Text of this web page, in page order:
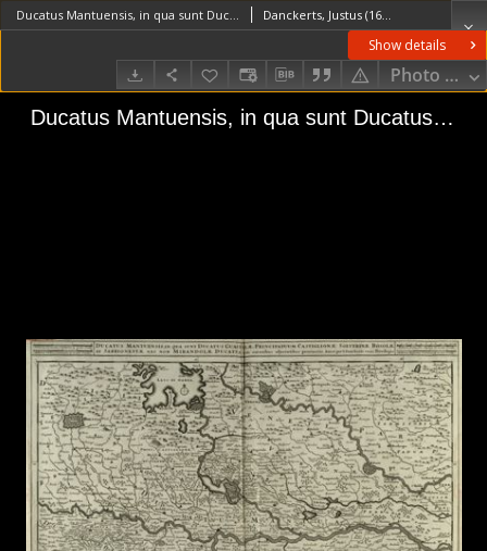
Show details
Photo
Ducatus Mantuensis, in qua sunt Ducatus Guastallæ, Principatuum Castiglionæ Solverinæ Bosolæ et Sabbionettæ nec non Mirandolæ Ducatus, cum ommibus adjacentibus provinciis Danckerts, Justus (1635–1701)